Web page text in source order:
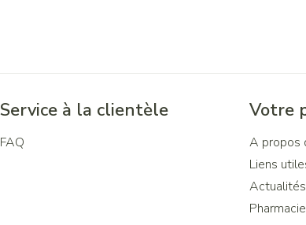
Service à la clientèle
FAQ
Votre
A propos
Liens